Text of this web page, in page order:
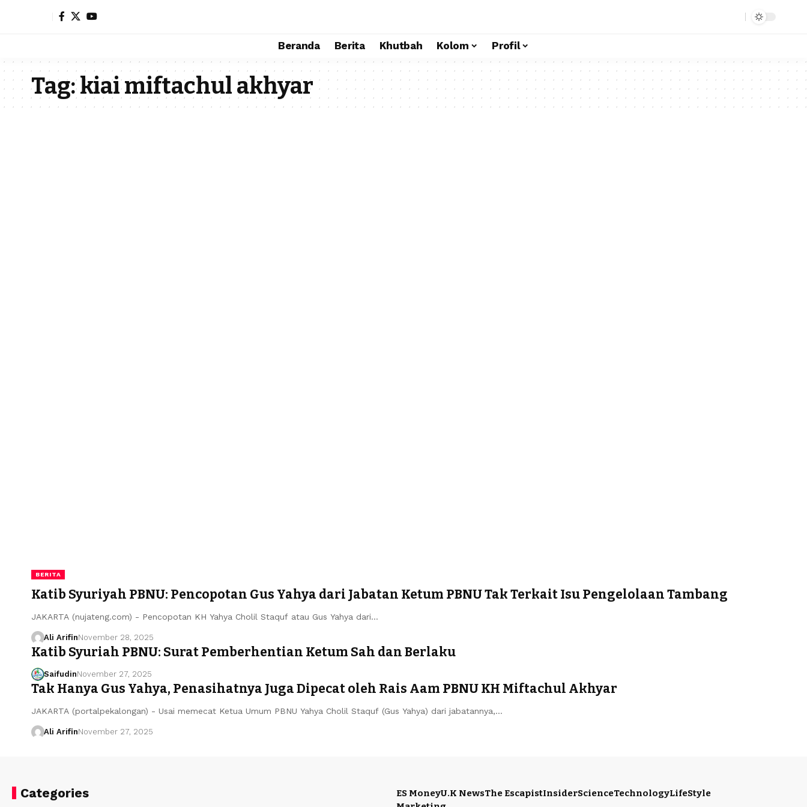
Beranda Berita Khutbah Kolom Profil
Tag:kiai miftachul akhyar
BERITA
Katib Syuriyah PBNU: Pencopotan Gus Yahya dari Jabatan Ketum PBNU Tak Terkait Isu Pengelolaan Tambang
JAKARTA (nujateng.com) - Pencopotan KH Yahya Cholil Staquf atau Gus Yahya dari…
Ali ArifinNovember 28, 2025
Katib Syuriah PBNU: Surat Pemberhentian Ketum Sah dan Berlaku
SaifudinNovember 27, 2025
Tak Hanya Gus Yahya, Penasihatnya Juga Dipecat oleh Rais Aam PBNU KH Miftachul Akhyar
JAKARTA (portalpekalongan) - Usai memecat Ketua Umum PBNU Yahya Cholil Staquf (Gus Yahya) dari jabatannya,…
Ali ArifinNovember 27, 2025
Categories ES MoneyU.K NewsThe EscapistInsiderScienceTechnologyLifeStyle